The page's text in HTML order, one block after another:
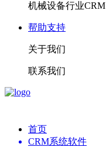
机械设备行业CRM
帮助支持
关于我们
联系我们
首页
CRM系统软件